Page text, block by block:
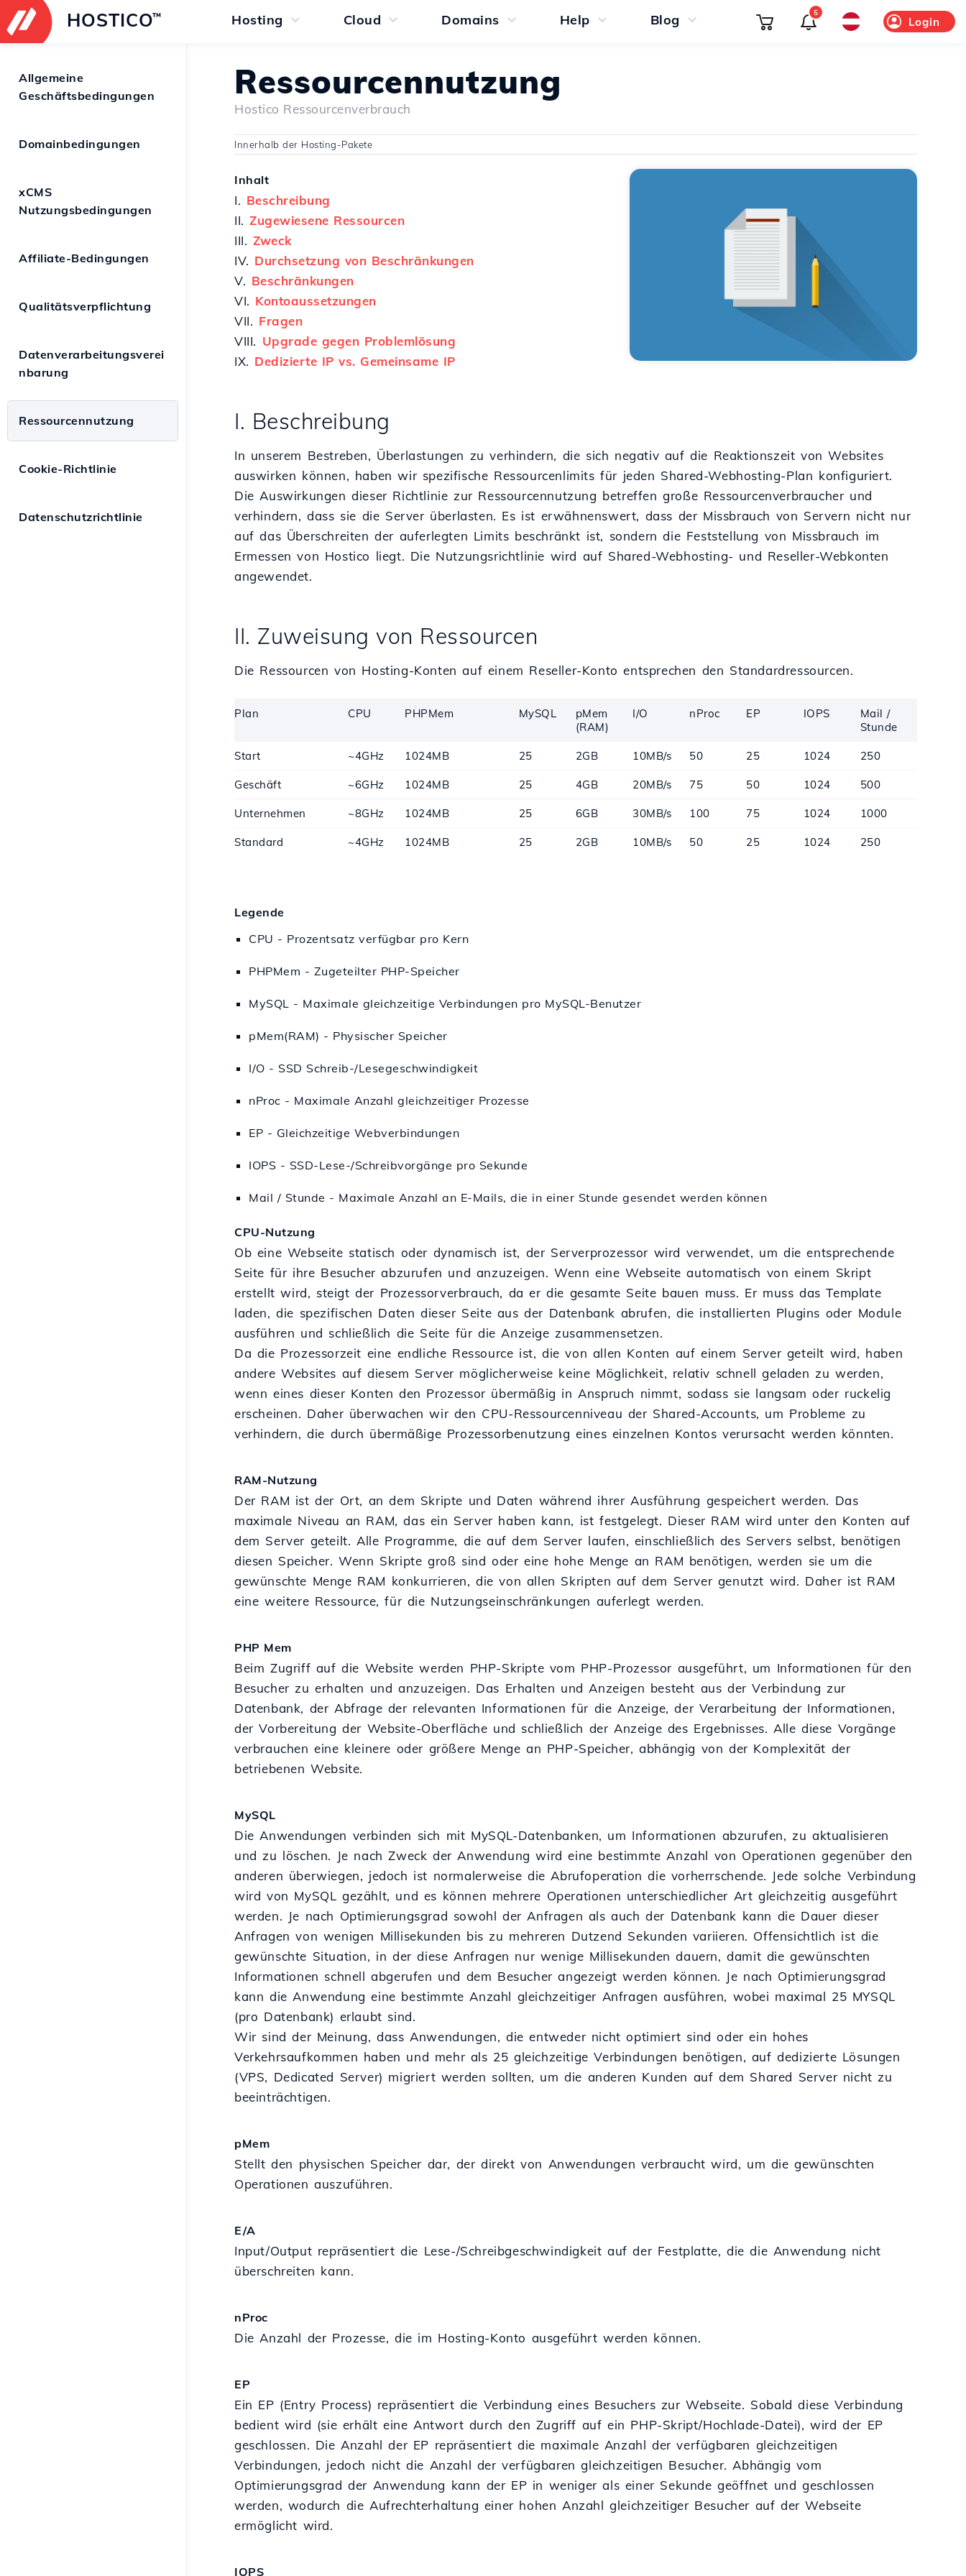
HOSTICO™ Hosting Cloud Domains Help Blog Login
5
Ressourcennutzung
Hostico Ressourcenverbrauch
Innerhalb der Hosting-Pakete
Inhalt
I. Beschreibung
II.Zugewiesene Ressourcen
III. Zweck
IV. Durchsetzung von Beschränkungen
V. Beschränkungen
VI. Kontoaussetzungen
VII. Fragen
VIII. Upgrade gegen Problemlösung
IX. Dedizierte IP vs. Gemeinsame IP
I. Beschreibung
In unserem Bestreben, Überlastungen zu verhindern, die sich negativ auf die Reaktionszeit von Websites
auswirken können, haben wir spezifische Ressourcenlimits für jeden Shared-Webhosting-Plan konfiguriert.
Die Auswirkungen dieser Richtlinie zur Ressourcennutzung betreffen große Ressourcenverbraucher und
verhindern, dass sie die Server überlasten. Es ist erwähnenswert, dass der Missbrauch von Servern nicht nur
auf das Überschreiten der auferlegten Limits beschränkt ist, sondern die Feststellung von Missbrauch im
Ermessen von Hostico liegt. Die Nutzungsrichtlinie wird auf Shared-Webhosting- und Reseller-Webkonten
angewendet.
II. Zuweisung von Ressourcen
Die Ressourcen von Hosting-Konten auf einem Reseller-Konto entsprechen den Standardressourcen.
Plan CPU PHPMem MySQL
pMem
(RAM)
I/O nProc EP IOPS
Mail /
Stunde
Start ~4GHz 1024MB 25 2GB 10MB/s 50 25 1024 250
Geschäft ~6GHz 1024MB 25 4GB 20MB/s 75 50 1024 500
Unternehmen ~8GHz 1024MB 25 6GB 30MB/s 100 75 1024 1000
Standard ~4GHz 1024MB 25 2GB 10MB/s 50 25 1024 250
Legende
CPU - Prozentsatz verfügbar pro Kern
PHPMem - Zugeteilter PHP-Speicher
MySQL - Maximale gleichzeitige Verbindungen pro MySQL-Benutzer
pMem(RAM) - Physischer Speicher
I/O - SSD Schreib-/Lesegeschwindigkeit
nProc - Maximale Anzahl gleichzeitiger Prozesse
EP - Gleichzeitige Webverbindungen
IOPS - SSD-Lese-/Schreibvorgänge pro Sekunde
Mail / Stunde - Maximale Anzahl an E-Mails, die in einer Stunde gesendet werden können
CPU-Nutzung
Ob eine Webseite statisch oder dynamisch ist, der Serverprozessor wird verwendet, um die entsprechende
Seite für ihre Besucher abzurufen und anzuzeigen. Wenn eine Webseite automatisch von einem Skript
erstellt wird, steigt der Prozessorverbrauch, da er die gesamte Seite bauen muss. Er muss das Template
laden, die spezifischen Daten dieser Seite aus der Datenbank abrufen, die installierten Plugins oder Module
ausführen und schließlich die Seite für die Anzeige zusammensetzen.
Da die Prozessorzeit eine endliche Ressource ist, die von allen Konten auf einem Server geteilt wird, haben
andere Websites auf diesem Server möglicherweise keine Möglichkeit, relativ schnell geladen zu werden,
wenn eines dieser Konten den Prozessor übermäßig in Anspruch nimmt, sodass sie langsam oder ruckelig
erscheinen. Daher überwachen wir den CPU-Ressourcenniveau der Shared-Accounts, um Probleme zu
verhindern, die durch übermäßige Prozessorbenutzung eines einzelnen Kontos verursacht werden könnten.
RAM-Nutzung
Der RAM ist der Ort, an dem Skripte und Daten während ihrer Ausführung gespeichert werden. Das
maximale Niveau an RAM, das ein Server haben kann, ist festgelegt. Dieser RAM wird unter den Konten auf
dem Server geteilt. Alle Programme, die auf dem Server laufen, einschließlich des Servers selbst, benötigen
diesen Speicher. Wenn Skripte groß sind oder eine hohe Menge an RAM benötigen, werden sie um die
gewünschte Menge RAM konkurrieren, die von allen Skripten auf dem Server genutzt wird. Daher ist RAM
eine weitere Ressource, für die Nutzungseinschränkungen auferlegt werden.
PHP Mem
Beim Zugriff auf die Website werden PHP-Skripte vom PHP-Prozessor ausgeführt, um Informationen für den
Besucher zu erhalten und anzuzeigen. Das Erhalten und Anzeigen besteht aus der Verbindung zur
Datenbank, der Abfrage der relevanten Informationen für die Anzeige, der Verarbeitung der Informationen,
der Vorbereitung der Website-Oberfläche und schließlich der Anzeige des Ergebnisses. Alle diese Vorgänge
verbrauchen eine kleinere oder größere Menge an PHP-Speicher, abhängig von der Komplexität der
betriebenen Website.
MySQL
Die Anwendungen verbinden sich mit MySQL-Datenbanken, um Informationen abzurufen, zu aktualisieren
und zu löschen. Je nach Zweck der Anwendung wird eine bestimmte Anzahl von Operationen gegenüber den
anderen überwiegen, jedoch ist normalerweise die Abrufoperation die vorherrschende. Jede solche Verbindung
wird von MySQL gezählt, und es können mehrere Operationen unterschiedlicher Art gleichzeitig ausgeführt
werden. Je nach Optimierungsgrad sowohl der Anfragen als auch der Datenbank kann die Dauer dieser
Anfragen von wenigen Millisekunden bis zu mehreren Dutzend Sekunden variieren. Offensichtlich ist die
gewünschte Situation, in der diese Anfragen nur wenige Millisekunden dauern, damit die gewünschten
Informationen schnell abgerufen und dem Besucher angezeigt werden können. Je nach Optimierungsgrad
kann die Anwendung eine bestimmte Anzahl gleichzeitiger Anfragen ausführen, wobei maximal 25 MYSQL
(pro Datenbank) erlaubt sind.
Wir sind der Meinung, dass Anwendungen, die entweder nicht optimiert sind oder ein hohes
Verkehrsaufkommen haben und mehr als 25 gleichzeitige Verbindungen benötigen, auf dedizierte Lösungen
(VPS, Dedicated Server) migriert werden sollten, um die anderen Kunden auf dem Shared Server nicht zu
beeinträchtigen.
pMem
Stellt den physischen Speicher dar, der direkt von Anwendungen verbraucht wird, um die gewünschten
Operationen auszuführen.
E/A
Input/Output repräsentiert die Lese-/Schreibgeschwindigkeit auf der Festplatte, die die Anwendung nicht
überschreiten kann.
nProc
Die Anzahl der Prozesse, die im Hosting-Konto ausgeführt werden können.
EP
Ein EP (Entry Process) repräsentiert die Verbindung eines Besuchers zur Webseite. Sobald diese Verbindung
bedient wird (sie erhält eine Antwort durch den Zugriff auf ein PHP-Skript/Hochlade-Datei), wird der EP
geschlossen. Die Anzahl der EP repräsentiert die maximale Anzahl der verfügbaren gleichzeitigen
Verbindungen, jedoch nicht die Anzahl der verfügbaren gleichzeitigen Besucher. Abhängig vom
Optimierungsgrad der Anwendung kann der EP in weniger als einer Sekunde geöffnet und geschlossen
werden, wodurch die Aufrechterhaltung einer hohen Anzahl gleichzeitiger Besucher auf der Webseite
ermöglicht wird.
IOPS
Allgemeine
Geschäftsbedingungen
Domainbedingungen
xCMS
Nutzungsbedingungen
Affiliate-Bedingungen
Qualitätsverpflichtung
Datenverarbeitungsverei
nbarung
Ressourcennutzung
Cookie-Richtlinie
Datenschutzrichtlinie